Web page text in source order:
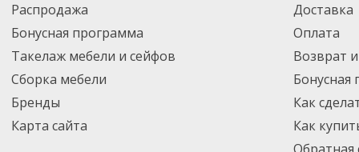
партнерской транспортной компанией DPD. Для постоянных
Распродажа
Бонусная программа
Такелаж мебели и сейфов
Сборка мебели
Бренды
Карта сайта
Доставка
Оплата
Возврат
Бонусная
Как
Как